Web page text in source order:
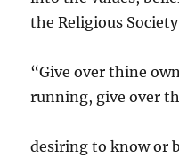
the Religious
“Give over thine
running, give over
desiring to know or